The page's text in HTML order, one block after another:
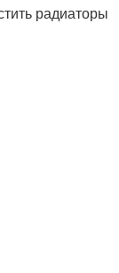
радиаторы